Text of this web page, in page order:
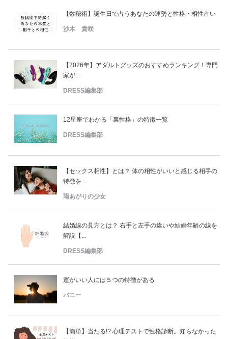
【数秘術】誕生日で占うあなたの運勢と性格・相性占い
沙木 貴咲
【2026年】アダルトグッズのおすすめランキング！専門
家が...
DRESS編集部
12星座でわかる「裏性格」の特徴一覧
DRESS編集部
【セックス相性】とは？ 体の相性がいいと感じる相手の
特徴を...
雨あがりの少女
結婚線の見方とは？ 右手と左手の違いや結婚年齢の線を
解説【...
DRESS編集部
運がいい人には５つの特徴がある
バニー
【簡単】当たる!? 心理テストで性格診断。知らなかった